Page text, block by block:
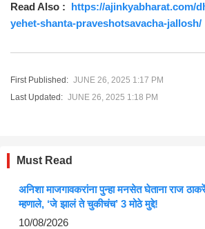
Read Also : https://ajinkyabharat.com/
yehet-shanta-praveshotsavacha-jallosh/
First Published: JUNE 26, 2025 1:17 PM
Last Updated: JUNE 26, 2025 1:18 PM
Must Read
अनिशा माजगावकरांना पुन्हा मनसेत घेताना राज
म्हणाले, ‘जे झालं ते चुकीचंच’ 3 मोठे मुद्दे!
10/08/2026